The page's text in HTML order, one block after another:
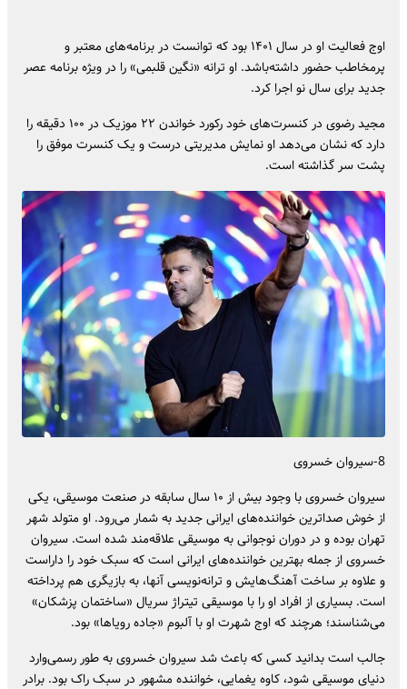
اوج فعالیت او در سال ۱۴۰۱ بود که توانست در برنامه‌های معتبر و
پرمخاطب حضور داشته‌باشد. او ترانه «نگین قلبمی» را در ویژه برنامه عصر
جدید برای سال نو اجرا کرد.
مجید رضوی در کنسرت‌های خود رکورد خواندن ٢٢ موزیک در ١٠٠ دقیقه را
دارد که نشان می‌دهد او نمایش مدیریتی درست و یک کنسرت موفق را
پشت سر گذاشته است.
8-سیروان خسروی
سیروان خسروی با وجود بیش از ۱۰ سال سابقه در صنعت موسیقی، یکی
از خوش صداترین خواننده‌های ایرانی جدید به شمار می‌رود. او متولد شهر
تهران بوده و در دوران نوجوانی به موسیقی علاقه‌مند شده است. سیروان
خسروی از جمله بهترین خواننده‌های ایرانی است که سبک خود را داراست
و علاوه بر ساخت آهنگ‌هایش و ترانه‌نویسی آنها، به بازیگری هم پرداخته
است. بسیاری از افراد او را با موسیقی تیتراژ سریال «ساختمان پزشکان»
می‌شناسند؛ هرچند که اوج شهرت او با آلبوم «جاده رویاها» بود.
جالب است بدانید کسی که باعث شد سیروان خسروی به طور رسمی‌وارد
دنیای موسیقی شود، کاوه یغمایی، خواننده مشهور در سبک راک بود. برادر